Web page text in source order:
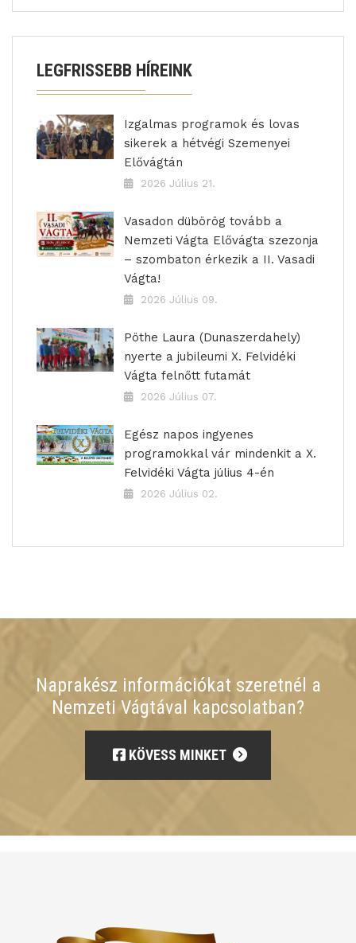
LEGFRISSEBB HÍREINK
Izgalmas programok és lovas
sikerek a hétvégi Szemenyei
Elővágtán
2026 Július 21.
Vasadon dübörög tovább a
Nemzeti Vágta Elővágta szezonja
– szombaton érkezik a II. Vasadi
Vágta!
2026 Július 09.
Pöthe Laura (Dunaszerdahely)
nyerte a jubileumi X. Felvidéki
Vágta felnőtt futamát
2026 Július 07.
Egész napos ingyenes
programokkal vár mindenkit a X.
Felvidéki Vágta július 4-én
2026 Július 02.
Naprakész információkat szeretnél a
Nemzeti Vágtával kapcsolatban?
KÖVESS MINKET